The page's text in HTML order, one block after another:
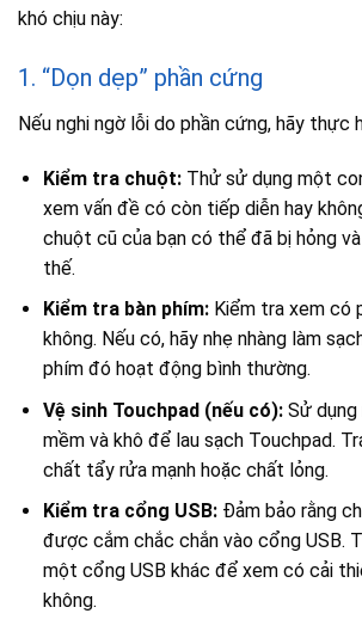
khó chịu này:
1. “Dọn dẹp” phần cứng
Nếu nghi ngờ lỗi do phần cứng, hãy thực
Kiểm tra chuột:Thử sử dụng một
xem vấn đề có còn tiếp diễn hay
chuột cũ của bạn có thể đã bị hỏng
thế.
Kiểm tra bàn phím:Kiểm tra xem có
không. Nếu có, hãy nhẹ nhàng làm
phím đó hoạt động bình thường.
Vệ sinh Touchpad (nếu có):Sử dụng
mềm và khô để lau sạch Touchpad.
chất tẩy rửa mạnh hoặc chất lỏng.
Kiểm tra cổng USB:Đảm bảo rằng
được cắm chắc chắn vào cổng USB.
một cổng USB khác để xem có cải
không.